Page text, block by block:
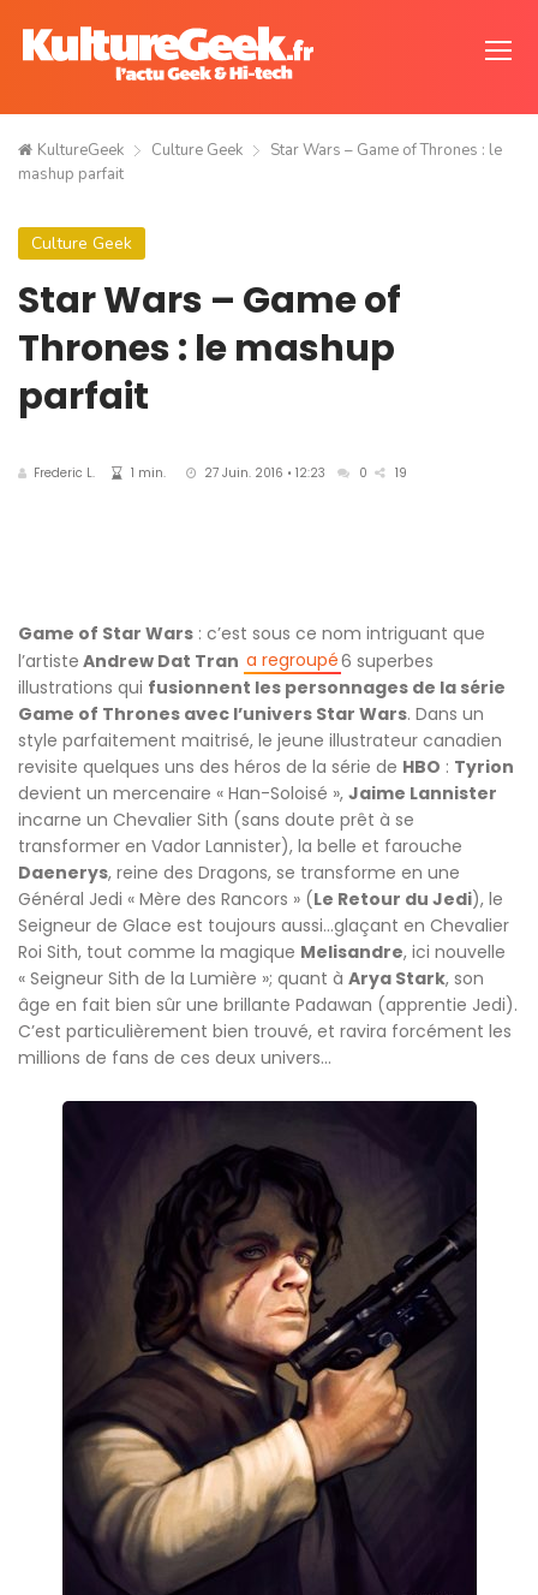
KultureGeek Culture Geek
Star Wars – Game of Thrones : le
mashup parfait
Culture Geek
Star Wars – Game of
Thrones : le mashup
parfait
Frederic L. 1 min. 27 Juin. 2016 • 12:23 0 19
Game of Star Wars : c’est sous ce nom intriguant que
l’artiste Andrew Dat Tran a regroupé6 superbes
illustrations qui fusionnent les personnages de la série
Game of Thrones avec l’univers Star Wars. Dans un
style parfaitement maitrisé, le jeune illustrateur canadien
revisite quelques uns des héros de la série de HBO : Tyrion
devient un mercenaire « Han-Soloisé », Jaime Lannister
incarne un Chevalier Sith (sans doute prêt à se
transformer en Vador Lannister), la belle et farouche
Daenerys, reine des Dragons, se transforme en une
Général Jedi « Mère des Rancors » (Le Retour du Jedi), le
Seigneur de Glace est toujours aussi…glaçant en Chevalier
Roi Sith, tout comme la magique Melisandre, ici nouvelle
« Seigneur Sith de la Lumière »; quant à Arya Stark, son
âge en fait bien sûr une brillante Padawan (apprentie Jedi).
C’est particulièrement bien trouvé, et ravira forcément les
millions de fans de ces deux univers…